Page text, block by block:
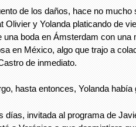
de los daños, hace no mucho
Olivier y Yolanda platicando de
una boda en Ámsterdam con una
en México, algo que trajo a
de inmediato.
hasta entonces, Yolanda había
días, invitada al programa de